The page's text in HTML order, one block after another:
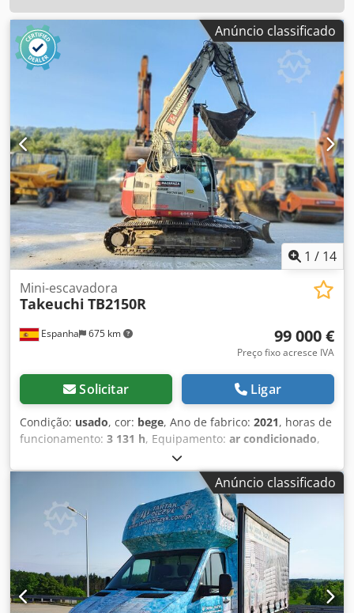
Anúncio classificado
1 / 14
Espanha 675 km
Mini-escavadora
Takeuchi TB2150R
99 000 €
Preço fixo acresce IVA
Solicitar Ligar
Condição: usado, cor: bege, Ano de fabrico: 2021, horas de
funcionamento: 3 131 h, Equipamento: ar condicionado,
Peso em vazio: 16.000 kg Dimensões (C x L x A): 777 x 249 x
296 cm Cedpfx Apozrn E Ae Eeha
Anúncio classificado